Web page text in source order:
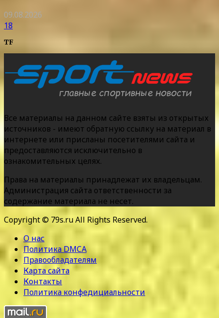
09.08.2026
18
TF
Все материалы на данном сайте взяты из открытых
источников - имеют обратную ссылку на материал в
интернете или присланы посетителями сайта и
предоставляются исключительно в
ознакомительных целях.
Права на материалы принадлежат их владельцам.
Администрация сайта ответственности за
содержание материала не несет.
Copyright © 79s.ru All Rights Reserved.
О нас
Политика DMCA
Правообладателям
Карта сайта
Контакты
Политика конфедициальности